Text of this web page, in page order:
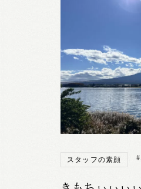
スタッフの素顔